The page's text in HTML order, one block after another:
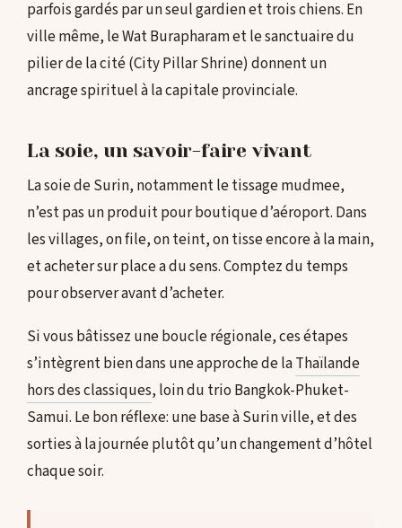
parfois gardés par un seul gardien et trois chiens. En
ville même, le Wat Burapharam et le sanctuaire du
pilier de la cité (City Pillar Shrine) donnent un
ancrage spirituel à la capitale provinciale.
La soie, un savoir-faire vivant
La soie de Surin, notamment le tissage mudmee,
n’est pas un produit pour boutique d’aéroport. Dans
les villages, on file, on teint, on tisse encore à la main,
et acheter sur place a du sens. Comptez du temps
pour observer avant d’acheter.
Si vous bâtissez une boucle régionale, ces étapes
s’intègrent bien dans une approche de laThaïlande
hors des classiques, loin du trio Bangkok-Phuket-
Samui. Le bon réflexe: une base à Surin ville, et des
sorties à la journée plutôt qu’un changement d’hôtel
chaque soir.